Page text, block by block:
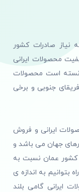
نیاز صادرات کشور
محصولات ایرانی
توانسته است محصولات
جنوبی و برخی
ایرانی و فروش
جهان می باشد و
کشور عمان نسبت به
بتوانیم به اندازه ی
ایرانی گامی بلند